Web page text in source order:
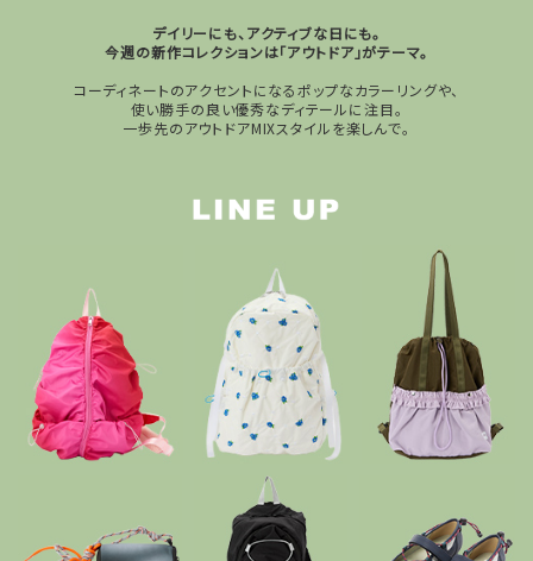
デイリーにも、アクティブな日にも。
今週の新作コレクションは「アウトドア」がテーマ。
コーディネートのアクセントになるポップなカラーリングや、
使い勝手の良い優秀なディテールに注目。
一歩先のアウトドアMIXスタイルを楽しんで。